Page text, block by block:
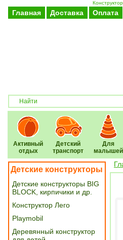
Главная Доставка Оплата
Активный
отдых
Детский
транспорт
Для
малышей
Детские конструкторы
Детские конструкторы BIG
BLOCK, кирпичики и др.
Конструктор Лего
Playmobil
Деревянный конструктор